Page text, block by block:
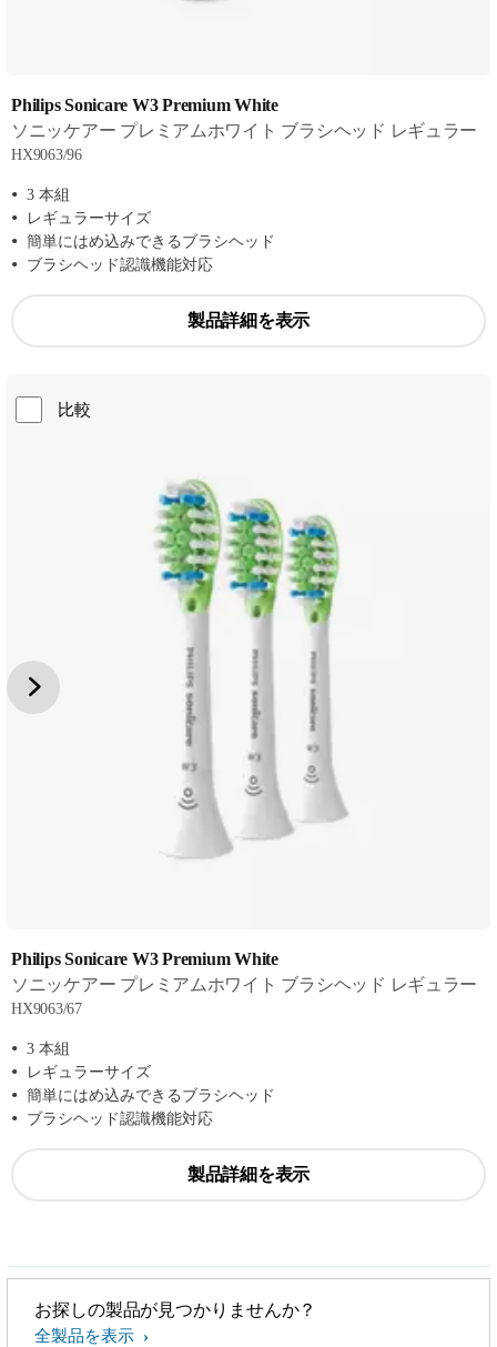
Philips Sonicare W3 Premium White
ソニッケアー プレミアムホワイト ブラシヘッド レギュラー
HX9063/96
3 本組
レギュラーサイズ
簡単にはめ込みできるブラシヘッド
ブラシヘッド認識機能対応
製品詳細を表示
比較
Philips Sonicare W3 Premium White
ソニッケアー プレミアムホワイト ブラシヘッド レギュラー
HX9063/67
3 本組
レギュラーサイズ
簡単にはめ込みできるブラシヘッド
ブラシヘッド認識機能対応
製品詳細を表示
お探しの製品が見つかりませんか？
全製品を表示